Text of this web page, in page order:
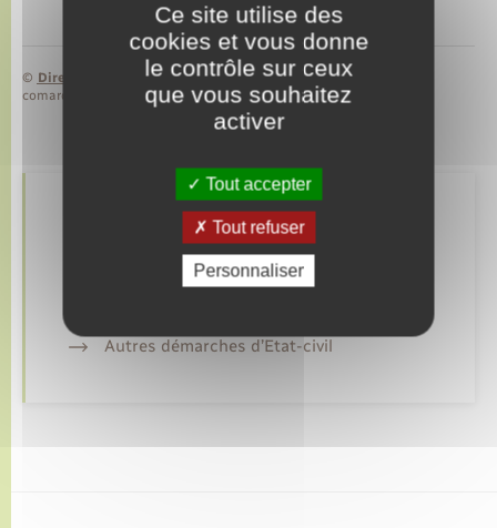
© Direction de l’information légale et administrative
comarquage developpé parbaseo.io
Retrouvez aussi
Autres démarches d’Etat-civil
Ce site utilise des
cookies et vous donne
le contrôle sur ceux
que vous souhaitez
activer
Tout accepter
Tout refuser
Personnaliser